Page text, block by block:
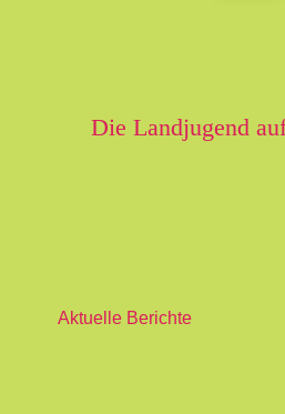
Die Landjugend
Aktuelle Berichte